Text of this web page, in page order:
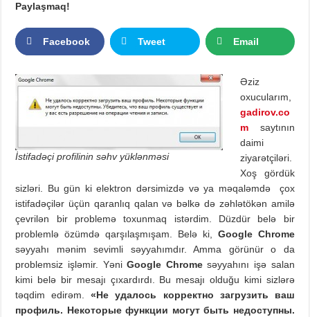
Paylaşmaq!
Facebook Tweet Email
İstifadəçi profilinin səhv yüklənməsi
Əziz
oxucularım,
gadirov.co
m saytının
daimi
ziyarətçiləri.
Xoş gördük
sizləri. Bu gün ki elektron dərsimizdə və ya məqaləmdə çox
istifadəçilər üçün qaranlıq qalan və bəlkə də zəhlətökən amilə
çevrilən bir problemə toxunmaq istərdim. Düzdür belə bir
problemlə özümdə qarşılaşmışam. Belə ki, Google Chrome
səyyahı mənim sevimli səyyahımdır. Amma görünür o da
problemsiz işləmir. YəniGoogle Chromesəyyahını işə salan
kimi belə bir mesajı çıxardırdı. Bu mesajı olduğu kimi sizlərə
təqdim edirəm.«Не удалось корректно загрузить ваш
профиль. Некоторые функции могут быть недоступны.